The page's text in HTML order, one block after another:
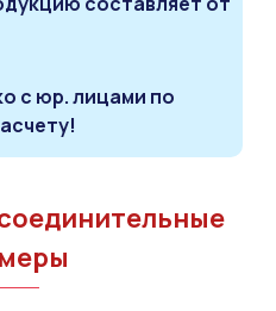
с юр. лицами по